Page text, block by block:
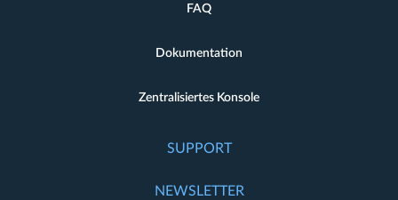
FAQ
Dokumentation
Zentralisiertes Konsole
SUPPORT
NEWSLETTER